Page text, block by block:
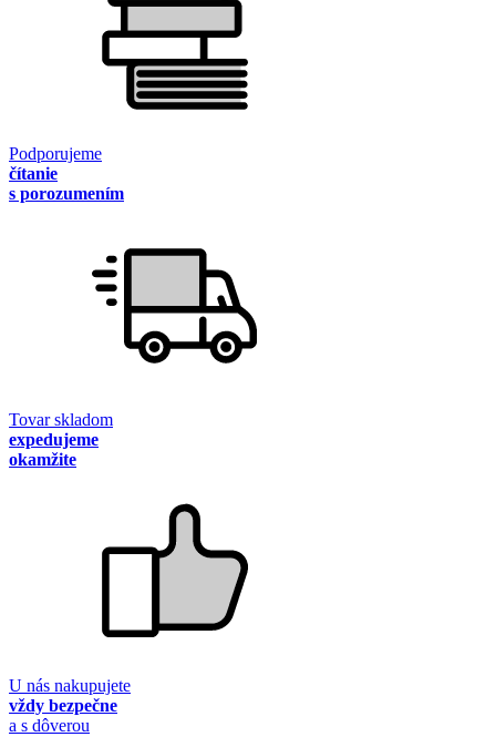
Podporujeme
čítanie
s porozumením
Tovar skladom
expedujeme
okamžite
U nás nakupujete
vždy bezpečne
a s dôverou